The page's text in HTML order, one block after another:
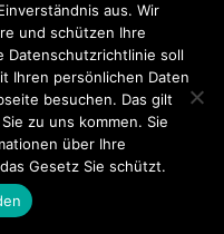
Über uns
Bilder
byWordPress.
aus. Wir
und schützen Ihre
Datenschutzrichtlinie soll
Ihren persönlichen Daten
besuchen. Das gilt
zu uns kommen. Sie
über Ihre
Gesetz Sie schützt.